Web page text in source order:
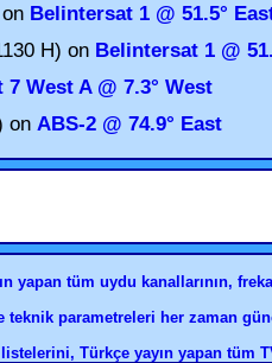
Belintersat 1 @ 51.5°
H) on Belintersat 1 @
7 West A @ 7.3° West
on ABS-2 @ 74.9° East
yapan tüm uydu kanallarının,
parametreleri her zaman
listelerini, Türkçe yayın yapan